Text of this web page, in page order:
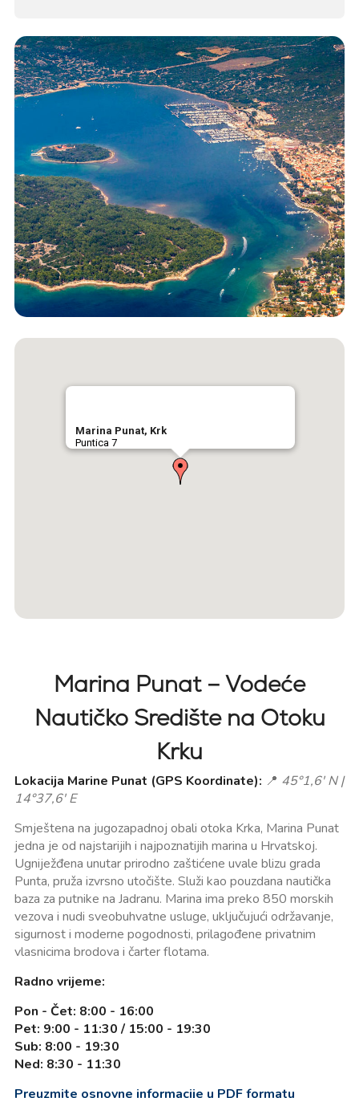
Marina Punat, Krk
Puntica 7
Marina Punat – Vodeće
Nautičko Središte na Otoku
Krku
Lokacija Marine Punat (GPS Koordinate): 📍 45°1,6' N |
14°37,6' E
Smještena na jugozapadnoj obali otoka Krka, Marina Punat
jedna je od najstarijih i najpoznatijih marina u Hrvatskoj.
Ugniježđena unutar prirodno zaštićene uvale blizu grada
Punta, pruža izvrsno utočište. Služi kao pouzdana nautička
baza za putnike na Jadranu. Marina ima preko 850 morskih
vezova i nudi sveobuhvatne usluge, uključujući održavanje,
sigurnost i moderne pogodnosti, prilagođene privatnim
vlasnicima brodova i čarter flotama.
Radno vrijeme:
Pon - Čet: 8:00 - 16:00
Pet: 9:00 - 11:30 / 15:00 - 19:30
Sub: 8:00 - 19:30
Ned: 8:30 - 11:30
Preuzmite osnovne informacije u PDF formatu